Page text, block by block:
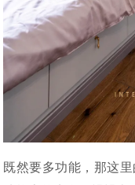
既然要多功能，那这